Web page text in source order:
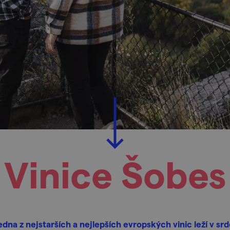
Vinice Šobes
z nejstarších a nejlepších evropských vinic leží v